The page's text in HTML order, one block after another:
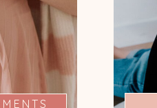
propose
en
besoin
être).